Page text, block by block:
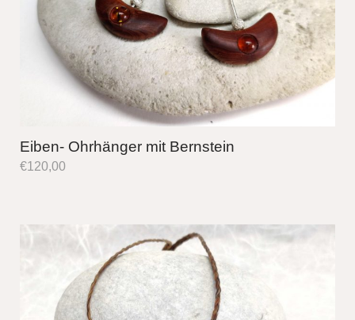
Eiben- Ohrhänger mit Bernstein
€120,00